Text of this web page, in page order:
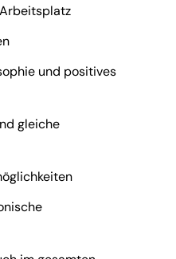
und positives
gleiche